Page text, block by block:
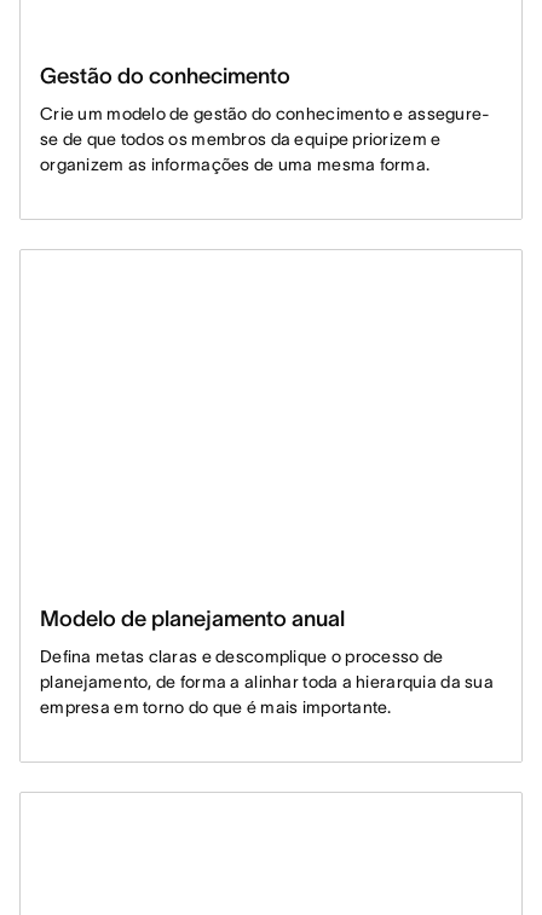
Gestão do conhecimento
Crie um modelo de gestão do conhecimento e assegure-
se de que todos os membros da equipe priorizem e
organizem as informações de uma mesma forma.
Modelo de planejamento anual
Defina metas claras e descomplique o processo de
planejamento, de forma a alinhar toda a hierarquia da sua
empresa em torno do que é mais importante.